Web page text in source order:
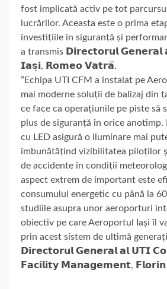
fost implicată activ pe tot
lucrărilor. Aceasta este o prima
investițiile în siguranță și
a transmis 𝗗𝗶𝗿𝗲𝗰𝘁𝗼𝗿𝘂𝗹 𝗚𝗲𝗻𝗲𝗿𝗮𝗹
𝗜𝗮𝘀̦𝗶, 𝗥𝗼𝗺𝗲𝗼 𝗩𝗮𝘁𝗿𝗮̆.
”Echipa UTI CFM a instalat pe
mai moderne soluții de balizaj din
ce face ca operațiunile pe piste să
plus de siguranță în orice anotimp.
cu LED asigură o iluminare mai
îmbunătățind vizibilitatea piloților
de accidente în condiții
aspect extrem de important este
consumului energetic cu până la
studiile asupra unor aeroporturi
obiectiv pe care Aeroportul Iași îl
prin acest sistem de ultimă
𝗗𝗶𝗿𝗲𝗰𝘁𝗼𝗿𝘂𝗹 𝗚𝗲𝗻𝗲𝗿𝗮𝗹 𝗮𝗹 𝗨𝗧𝗜
𝗙𝗮𝗰𝗶𝗹𝗶𝘁𝘆 𝗠𝗮𝗻𝗮𝗴𝗲𝗺𝗲𝗻𝘁,